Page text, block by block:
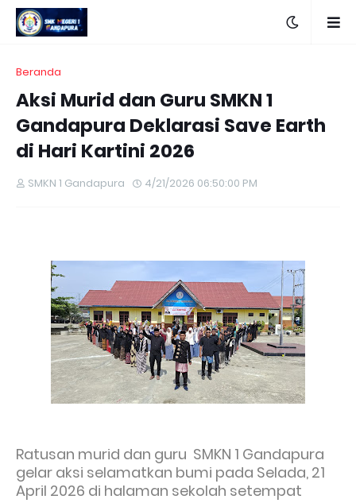
Beranda
Aksi Murid dan Guru SMKN 1
Gandapura Deklarasi Save Earth
di Hari Kartini 2026
SMKN 1 Gandapura 4/21/2026 06:50:00 PM
Ratusan murid dan guru SMKN 1 Gandapura
gelar aksi selamatkan bumi pada Selada, 21
April 2026 di halaman sekolah setempat